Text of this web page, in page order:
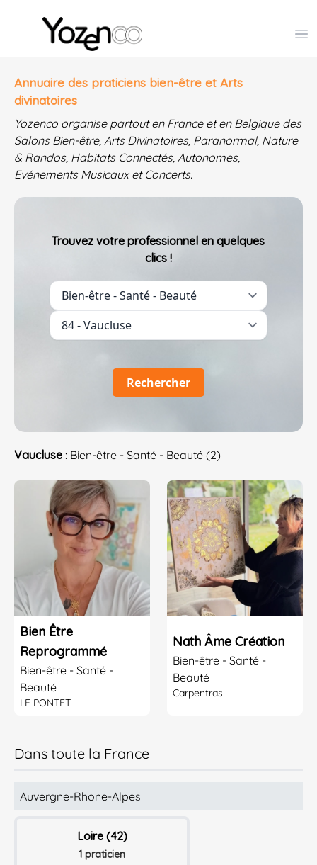
Yozenco - Organisateur de Salons, Evénements et
Annuaire des praticiens bien-être et Arts
divinatoires
Yozenco organise partout en France et en Belgique des
Salons Bien-être, Arts Divinatoires, Paranormal, Nature
& Randos, Habitats Connectés, Autonomes,
Evénements Musicaux et Concerts.
Trouvez votre professionnel en quelques
clics !
Rechercher
Vaucluse : Bien-être - Santé - Beauté (2)
Bien Être
Reprogrammé
Bien-être - Santé -
Beauté
LE PONTET
Nath Âme Création
Bien-être - Santé -
Beauté
Carpentras
Dans toute la France
Auvergne-Rhone-Alpes
Loire (42)
1 praticien